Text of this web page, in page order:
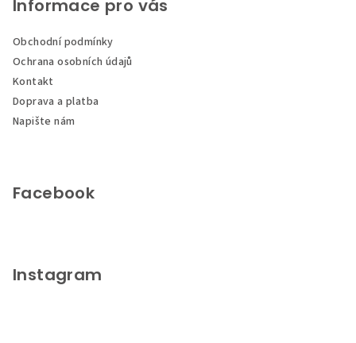
Informace pro vás
Obchodní podmínky
Ochrana osobních údajů
Kontakt
Doprava a platba
Napište nám
Facebook
Instagram